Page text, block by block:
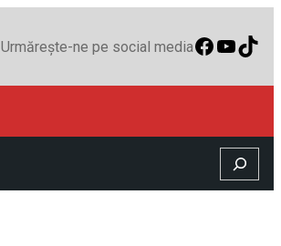
Urmărește-ne pe social media
Search